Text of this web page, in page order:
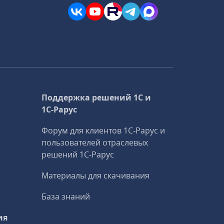
Поддержка решений 1С и
1С‑Рарус
Форум для клиентов 1С‑Рарус и
пользователей отраслевых
решений 1С‑Рарус
Материалы для скачивания
База знаний